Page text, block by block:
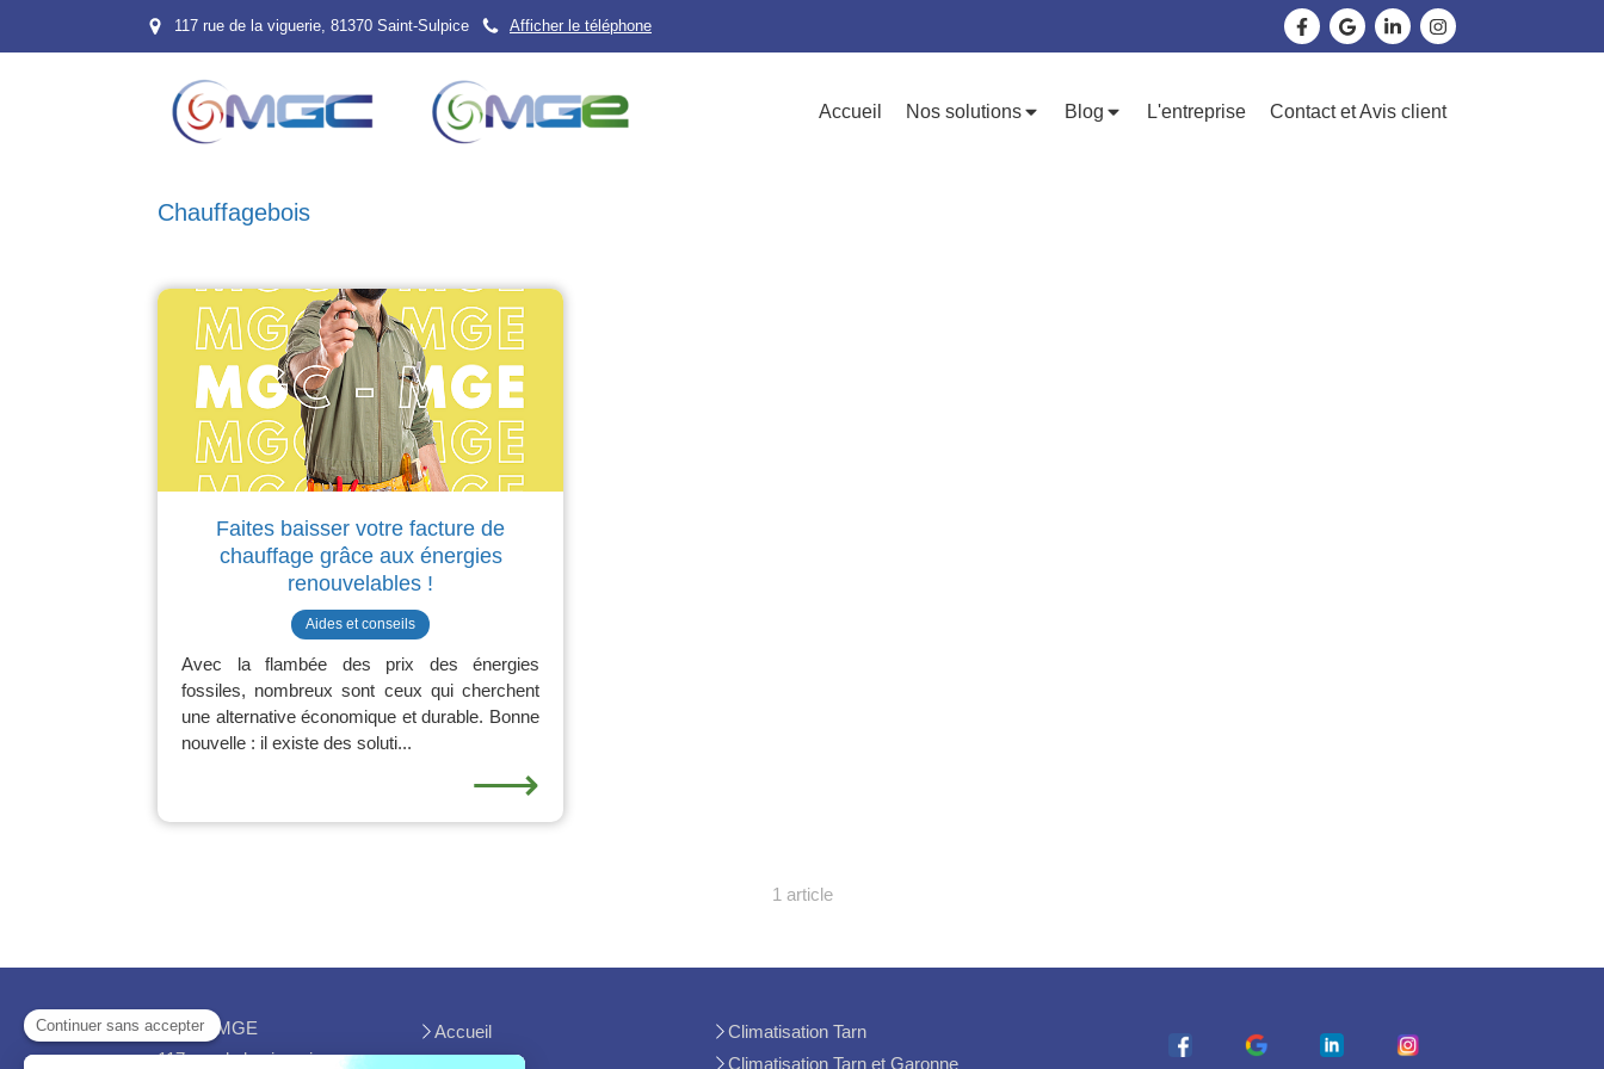
117 rue de la viguerie, 81370 Saint-Sulpice Afficher le téléphone
Accueil Nos solutions Blog L'entreprise Contact et Avis client
Chauffagebois
Faites baisser votre facture de
chauffage grâce aux énergies
renouvelables !
Aides et conseils
Avec la flambée des prix des énergies
fossiles, nombreux sont ceux qui cherchent
une alternative économique et durable. Bonne
nouvelle : il existe des soluti...
⟶
1 article
MGC - MGE
117 rue de la viguerie
Accueil
Avis clients
Climatisation Tarn
Climatisation Tarn et Garonne